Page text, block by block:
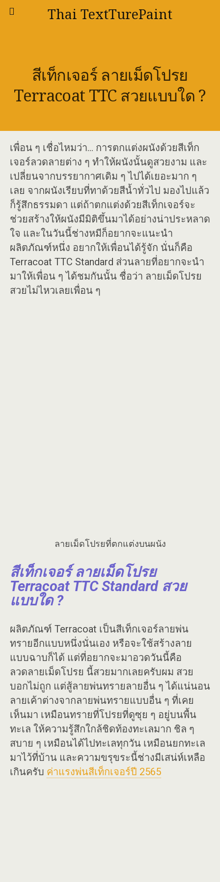
Thai TextTurePaint
สีเท็กเจอร์ ลายเม็ดโปรย
Terracoat TTC สวยแบบใด ?
เพื่อน ๆ เชื่อไหมว่า… การตกแต่งผนังด้วยสีเท็ก
เจอร์ลวดลายต่าง ๆ ทำให้ผนังนั้นดูสวยงาม และ
เปลี่ยนจากบรรยากาศเดิม ๆ ไปได้เยอะมาก ๆ
เลย จากผนังเรียบที่ทาด้วยสีน้ำทั่วไป มองไปแล้ว
ก็รู้สึกธรรมดา แต่ถ้าตกแต่งด้วยสีเท็กเจอร์จะ
ช่วยสร้างให้ผนังมีมิติขึ้นมาได้อย่างน่าประหลาด
ใจ และในวันนี้ช่างหมีก็อยากจะแนะนำ
ผลิตภัณฑ์หนึ่ง อยากให้เพื่อนได้รู้จัก นั่นก็คือ
Terracoat TTC Standard ส่วนลายที่อยากจะนำ
มาให้เพื่อน ๆ ได้ชมกันนั้น ชื่อว่า ลายเม็ดโปรย
สวยไม่ไหวเลยเพื่อน ๆ
ลายเม็ดโปรยที่ตกแต่งบนผนัง
สีเท็กเจอร์ ลายเม็ดโปรย
Terracoat TTC Standard สวย
แบบใด ?
ผลิตภัณฑ์ Terracoat เป็นสีเท็กเจอร์ลายพ่น
ทรายอีกแบบหนึ่งนั่นเอง หรือจะใช้สร้างลาย
แบบฉาบก็ได้ แต่ที่อยากจะมาอวดวันนี้คือ
ลวดลายเม็ดโปรย นี้สวยมากเลยครับผม สวย
บอกไม่ถูก แต่สู้ลายพ่นทรายลายอื่น ๆ ได้แน่นอน
ลายเค้าต่างจากลายพ่นทรายแบบอื่น ๆ ที่เคย
เห็นมา เหมือนทรายที่โปรยที่ดูซุย ๆ อยู่บนพื้น
ทะเล ให้ความรู้สึกใกล้ชิดท้องทะเลมาก ชิล ๆ
สบาย ๆ เหมือนได้ไปทะเลทุกวัน เหมือนยกทะเล
มาไว้ที่บ้าน และความขรุขระนี้ช่างมีเสน่ห์เหลือ
เกินครับ ค่าแรงพ่นสีเท็กเจอร์ปี 2565